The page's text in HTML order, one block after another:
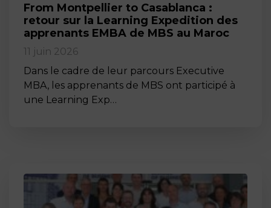
From Montpellier to Casablanca :
retour sur la Learning Expedition des
apprenants EMBA de MBS au Maroc
11 juin 2026
Dans le cadre de leur parcours Executive
MBA, les apprenants de MBS ont participé à
une Learning Exp…